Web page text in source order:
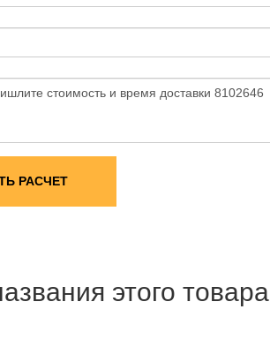
РАСЧЕТ
этого товара